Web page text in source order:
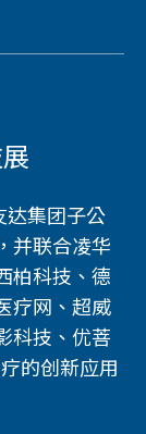
达集团子公
并联合凌华
柏科技、德
疗网、超威
科技、优菩
的创新应用